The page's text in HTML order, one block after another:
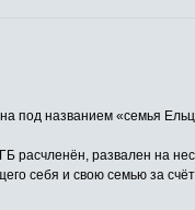
под названием «семья
развален на
себя и свою семью за